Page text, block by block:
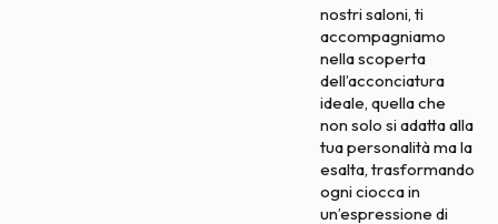
nostri saloni, ti
accompagniamo
nella scoperta
dell’acconciatura
ideale, quella che
non solo si adatta alla
tua personalità ma la
esalta, trasformando
ogni ciocca in
un’espressione di